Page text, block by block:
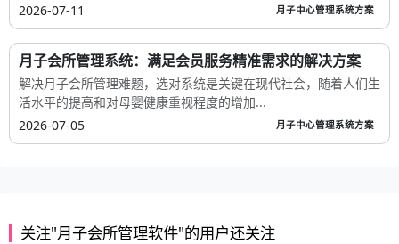
2026-07-11
月子中心管理系统方案
月子会所管理系统：满足会员服务精准需求的解决方案
解决月子会所管理难题，选对系统是关键在现代社会，随着人们生
活水平的提高和对母婴健康重视程度的增加...
2026-07-05
月子中心管理系统方案
关注"月子会所管理软件"的用户还关注